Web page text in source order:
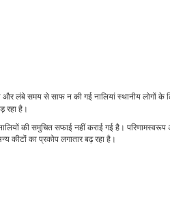
लंबे समय से साफ न की गई नालियां स्थानीय लोगों के
रहा है।
की समुचित सफाई नहीं कराई गई है।
कीटों का प्रकोप लगातार बढ़ रहा है।